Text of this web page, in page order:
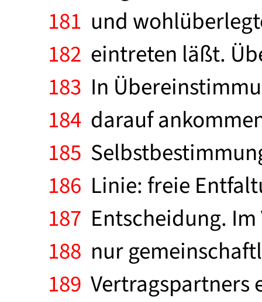
181 und
182 eintreten läßt.
183 In
184 darauf
185
186 Linie: freie
187 Entscheidung.
188 nur
189 Vertragspartners